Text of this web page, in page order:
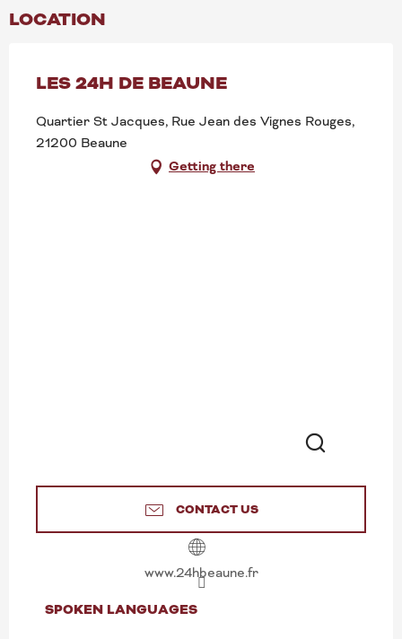
LOCATION
LES 24H DE BEAUNE
Quartier St Jacques, Rue Jean des Vignes Rouges,
21200 Beaune
Getting there
CONTACT US
www.24hbeaune.fr
SPOKEN LANGUAGES
SPOKEN LANGUAGES